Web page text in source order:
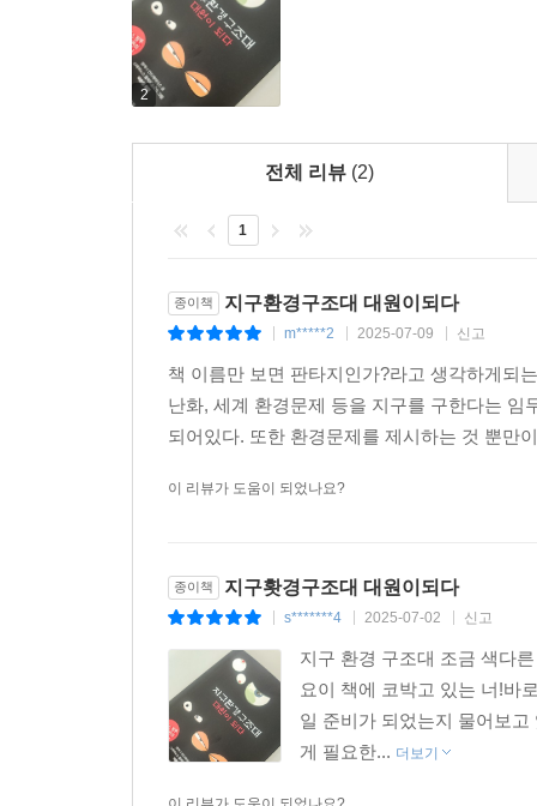
2
전체 리뷰 (2)
1
종이책 지구환경구조대 대원이되다
m*****2 2025-07-09 신고
책 이름만 보면 판타지인가?라고 생각하게되
난화, 세계 환경문제 등을 지구를 구한다는
되어있다. 또한 환경문제를 제시하는 것 뿐만
이 리뷰가 도움이 되었나요?
종이책 지구홧경구조대 대원이되다
s*******4 2025-07-02 신고
지구 환경 구조대 조금 색다
요이 책에 코박고 있는 너!바
일 준비가 되었는지 물어보
게 필요한... 더보기